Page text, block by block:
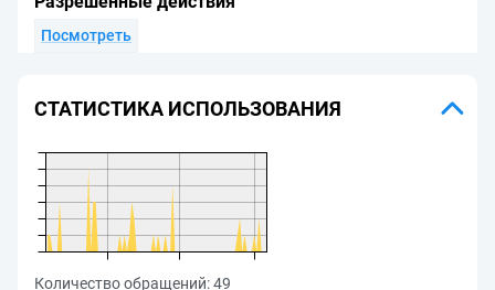
Посмотреть
СТАТИСТИКА ИСПОЛЬЗОВАНИЯ
Количество обращений:49